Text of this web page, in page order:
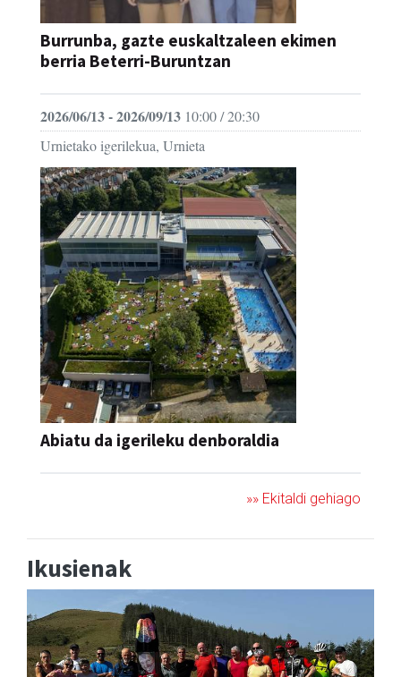
Burrunba, gazte euskaltzaleen ekimen
berria Beterri-Buruntzan
2026/06/13 - 2026/09/13 10:00 / 20:30
Urnietako igerilekua, Urnieta
Abiatu da igerileku denboraldia
»» Ekitaldi gehiago
Ikusienak